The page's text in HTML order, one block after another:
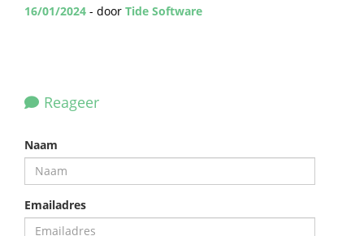
16/01/2024 - door Tide Software
Reageer
Naam
Emailadres